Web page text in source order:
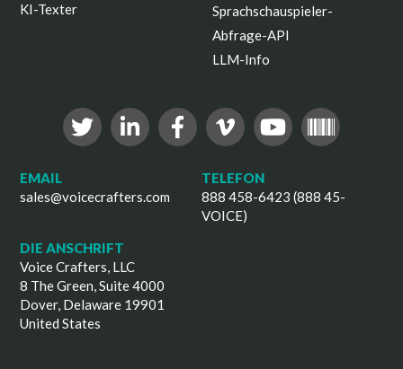
KI-Texter
Sprachschauspieler-
Abfrage-API
LLM-Info
EMAIL
sales@voicecrafters.com
TELEFON
888 458-6423 (888 45-
VOICE)
DIE ANSCHRIFT
Voice Crafters, LLC
8 The Green, Suite 4000
Dover, Delaware 19901
United States